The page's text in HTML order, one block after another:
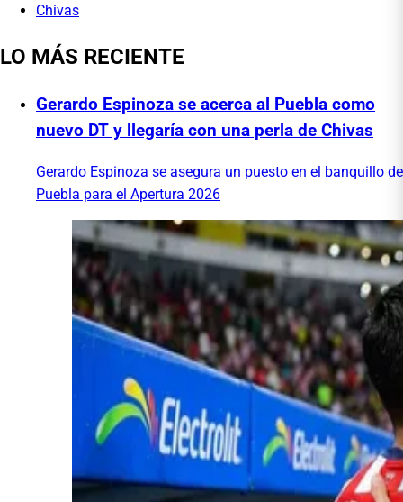
Chivas
LO MÁS RECIENTE
Gerardo Espinoza se acerca al Puebla como
nuevo DT y llegaría con una perla de Chivas
Gerardo Espinoza se asegura un puesto en el banquillo de
Puebla para el Apertura 2026